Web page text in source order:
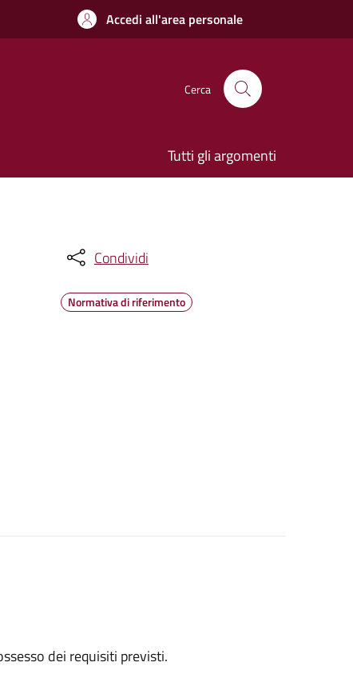
Accedi all'area personale
Cerca
Tutti gli argomenti
Condividi
Normativa di riferimento
dei requisiti previsti.